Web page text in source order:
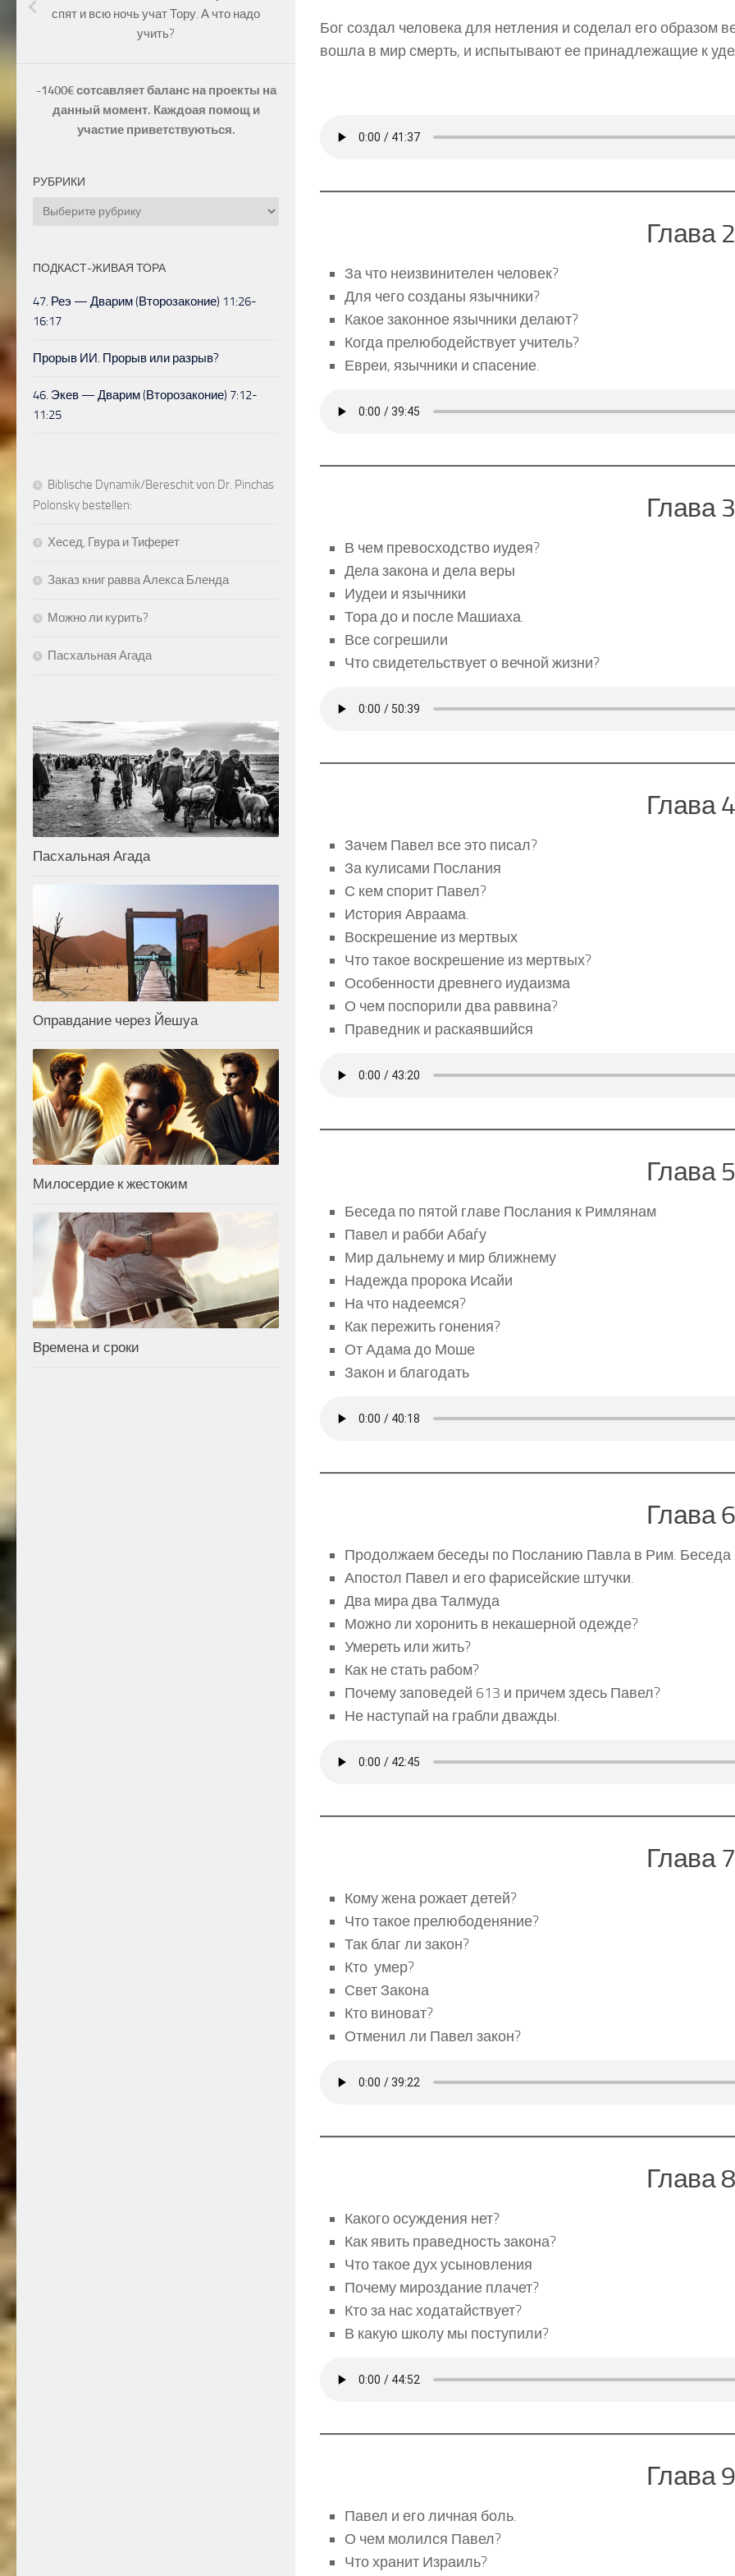
Бог создал человека для нетления и соделал его образом
вошла в мир смерть, и испытывают ее принадлежащие к
Глава 2
За что неизвинителен человек?
Для чего созданы язычники?
Какое законное язычники делают?
Когда прелюбодействует учитель?
Евреи, язычники и спасение.
Глава 3
В чем превосходство иудея?
Дела закона и дела веры
Иудеи и язычники
Тора до и после Машиаха.
Все согрешили
Что свидетельствует о вечной жизни?
Глава 4
Зачем Павел все это писал?
За кулисами Послания
С кем спорит Павел?
История Авраама.
Воскрешение из мертвых
Что такое воскрешение из мертвых?
Особенности древнего иудаизма
О чем поспорили два раввина?
Праведник и раскаявшийся
Глава 5
Беседа по пятой главе Послания к Римлянам
Павел и рабби Абаѓу
Мир дальнему и мир ближнему
Надежда пророка Исайи
На что надеемся?
Как пережить гонения?
От Адама до Моше
Закон и благодать
Глава 6
Продолжаем беседы по Посланию Павла в Рим. Беседа
Апостол Павел и его фарисейские штучки.
Два мира два Талмуда
Можно ли хоронить в некашерной одежде?
Умереть или жить?
Как не стать рабом?
Почему заповедей 613 и причем здесь Павел?
Не наступай на грабли дважды.
Глава 7
Кому жена рожает детей?
Что такое прелюбоденяние?
Так благ ли закон?
Кто умер?
Свет Закона
Кто виноват?
Отменил ли Павел закон?
Глава 8
Какого осуждения нет?
Как явить праведность закона?
Что такое дух усыновления
Почему мироздание плачет?
Кто за нас ходатайствует?
В какую школу мы поступили?
Глава 9
Павел и его личная боль.
О чем молился Павел?
Что хранит Израиль?
спят и всю ночь учат Тору. А что надо
учить?
-1400€ сотсавляет баланс на проекты на
данный момент. Каждоая помощ и
участие приветствуються.
РУБРИКИ
Рубрики
ПОДКАСТ-ЖИВАЯ ТОРА
47. Реэ — Дварим (Второзаконие) 11:26-
16:17
Прорыв ИИ. Прорыв или разрыв?
46. Экев — Дварим (Второзаконие) 7:12-
11:25
Biblische Dynamik/Bereschit von Dr. Pinchas
Polonsky bestellen:
Хесед, Гвура и Тиферет
Заказ книг равва Алекса Бленда
Можно ли курить?
Пасхальная Агада
Пасхальная Агада
Оправдание через Йешуа
Милосердие к жестоким
Времена и сроки